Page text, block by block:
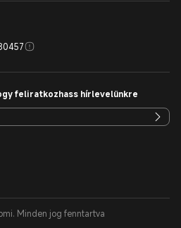
feliratkozhass hírlevelünkre
Minden jog fenntartva